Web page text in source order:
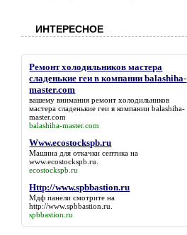
ИНТЕРЕСНОЕ
Ремонт холодильников мастера
сладенькие геи в компании balashiha-
master.com
вашему вниманияремонт холодильников
мастера сладенькие геи в компании balashiha-
master.com
balashiha-master.com
Www.ecostockspb.ru
Машина для откачки септика на
www.ecostockspb.ru
ecostockspb.ru
Http://www.spbbastion.ru
Мдф панели смотрите на
http://www.spbbastion.ru
spbbastion.ru